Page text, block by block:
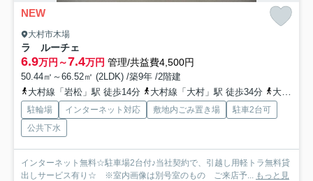
NEW
大村市木場
ラ ルーチェ
6.9万円～7.4万円 管理/共益費4,500円
50.44㎡～66.52㎡ (2LDK) /築9年 /2階建
大村線「岩松」駅 徒歩14分
大村線「大村」駅 徒歩34分 大村線「諏訪」駅 徒歩48分
駐輪場 インターネット対応 敷地内ごみ置き場
駐車2台可
公共下水
インターネット無料☆駐車場2台付♪当社契約で、引越し用軽トラ無料貸
出しサービス有り☆ ※室内画像は別号室のもの ご来店予...
もっと見